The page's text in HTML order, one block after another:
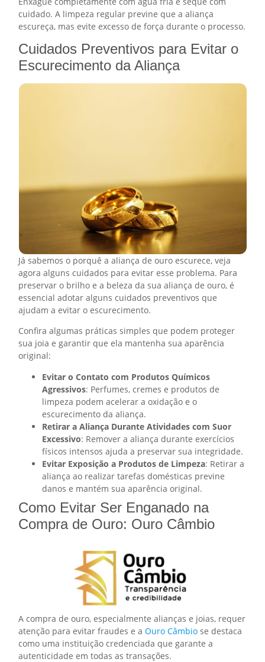
cuidado. A limpeza regular previne que a aliança
escureça, mas evite excesso de força durante o processo.
Cuidados Preventivos para Evitar o
Escurecimento da Aliança
Já sabemos o porquê a aliança de ouro escurece, veja
agora alguns cuidados para evitar esse problema. Para
preservar o brilho e a beleza da sua aliança de ouro, é
essencial adotar alguns cuidados preventivos que
ajudam a evitar o escurecimento.
Confira algumas práticas simples que podem proteger
sua joia e garantir que ela mantenha sua aparência
original:
Evitar o Contato com Produtos Químicos
Agressivos: Perfumes, cremes e produtos de
limpeza podem acelerar a oxidação e o
escurecimento da aliança.
Retirar a Aliança Durante Atividades com Suor
Excessivo: Remover a aliança durante exercícios
físicos intensos ajuda a preservar sua integridade.
Evitar Exposição a Produtos de Limpeza: Retirar a
aliança ao realizar tarefas domésticas previne
danos e mantém sua aparência original.
Como Evitar Ser Enganado na
Compra de Ouro: Ouro Câmbio
A compra de ouro, especialmente alianças e joias, requer
atenção para evitar fraudes e aOuro Câmbio se destaca
como uma instituição credenciada que garante a
autenticidade em todas as transações.